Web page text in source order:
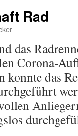
Rad
das
Corona-
konnte das